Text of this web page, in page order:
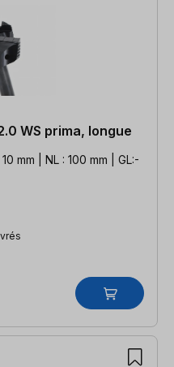
WS prima, longue
mm | NL : 100 mm | GL:-